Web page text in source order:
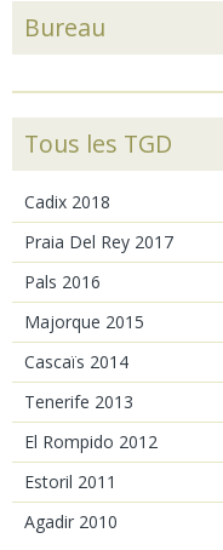
Bureau
Tous les TGD
Cadix 2018
Praia Del Rey 2017
Pals 2016
Majorque 2015
Cascaïs 2014
Tenerife 2013
El Rompido 2012
Estoril 2011
Agadir 2010